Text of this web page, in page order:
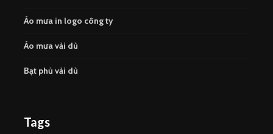
Áo mưa in logo công ty
Áo mưa vải dù
Bạt phủ vải dù
Tags